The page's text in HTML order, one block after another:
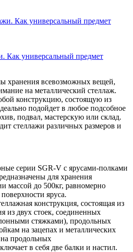
Как универсальный предмет
хранения всевозможных вещей,
на металлический стеллаж.
конструкцию, состоящую из
подойдет в любое подсобное
подвал, мастерскую или склад.
стеллажи различных размеров и
серии SGR-V с ярусами-полками
для хранения
массой до 500кг, равномерно
яруса.
конструкция, состоящая из
из двух стоек, соединенных
стяжками), продольных
на зацепах и металлических
продольных
в себя две балки и настил.